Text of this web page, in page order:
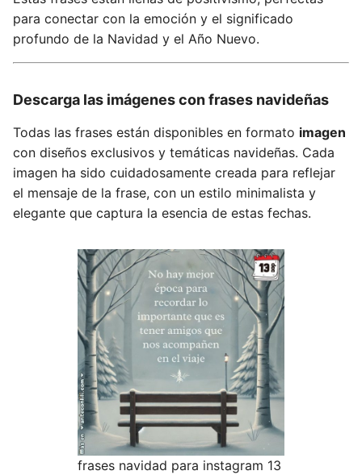
para conectar con la emoción y el significado
profundo de la Navidad y el Año Nuevo.
Descarga las imágenes con frases navideñas
Todas las frases están disponibles en formato imagen
con diseños exclusivos y temáticas navideñas. Cada
imagen ha sido cuidadosamente creada para reflejar
el mensaje de la frase, con un estilo minimalista y
elegante que captura la esencia de estas fechas.
frases navidad para instagram 13